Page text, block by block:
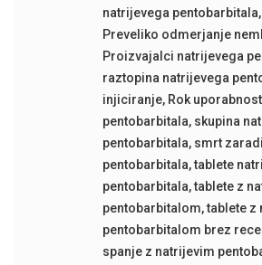
natrijevega pentobarbitala,
Preveliko odmerjanje
Proizvajalci natrijevega
raztopina natrijevega
injiciranje, Rok
pentobarbitala, skupina
pentobarbitala, smrt
pentobarbitala,tablete
pentobarbitala,tablete z
pentobarbitalom,tablete z
pentobarbitalom brez
spanje z natrijevim